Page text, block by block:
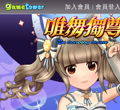
加入會員 | 會員登入